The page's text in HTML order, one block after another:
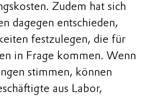
Zudem hat sich
dagegen entschieden,
festzulegen, die für
in Frage kommen. Wenn
stimmen, können
aus Labor,